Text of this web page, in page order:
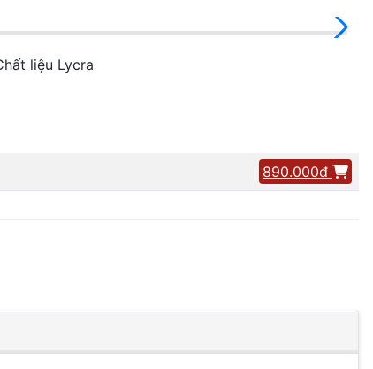
liệu Lycra
890.000đ